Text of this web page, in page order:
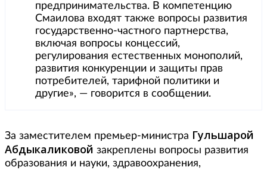
предпринимательства. В компетенцию
Смаилова входят также вопросы развития
государственно-частного партнерства,
включая вопросы концессий,
регулирования естественных монополий,
развития конкуренции и защиты прав
потребителей, тарифной политики и
другие», — говорится в сообщении.
За заместителем премьер-министра Гульшарой
Абдыкаликовой закреплены вопросы развития
образования и науки, здравоохранения,